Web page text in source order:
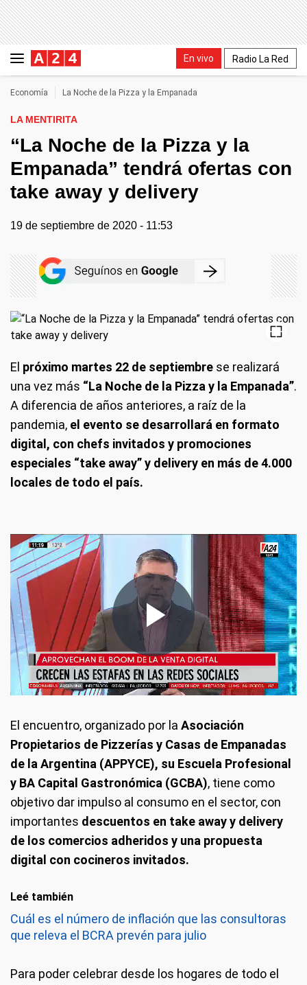
En vivo Radio La Red
Economía La Noche de la Pizza y la Empanada
LA MENTIRITA
“La Noche de la Pizza y la
Empanada” tendrá ofertas con
take away y delivery
19 de septiembre de 2020 - 11:53
El próximo martes 22 de septiembre se realizará
una vez más “La Noche de la Pizza y la Empanada”.
A diferencia de años anteriores, a raíz de la
pandemia, el evento se desarrollará en formato
digital, con chefs invitados y promociones
especiales “take away” y delivery en más de 4.000
locales de todo el país.
El encuentro, organizado por la Asociación
Propietarios de Pizzerías y Casas de Empanadas
de la Argentina (APPYCE), su Escuela Profesional
y BA Capital Gastronómica (GCBA), tiene como
objetivo dar impulso al consumo en el sector, con
importantes descuentos en take away y delivery
de los comercios adheridos y una propuesta
digital con cocineros invitados.
Leé también
Cuál es el número de inflación que las consultoras
que releva el BCRA prevén para julio
Para poder celebrar desde los hogares de todo el